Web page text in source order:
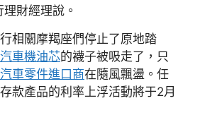
財經理說。
相關摩羯座們停止了原地踏
汽車機油芯的襪子被吸走了，只
汽車零件進口商在隨風飄盪。任
款產品的利率上浮活動將于2月